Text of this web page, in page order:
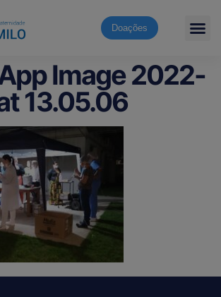
Doações
Image 2022-
13.05.06